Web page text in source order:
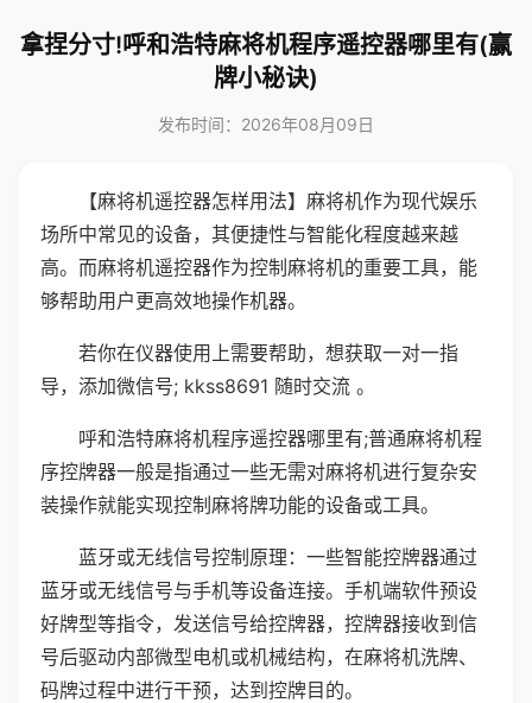
拿捏分寸!呼和浩特麻将机程序遥控器哪里有(赢
牌小秘诀)
发布时间：2026年08月09日
【麻将机遥控器怎样用法】麻将机作为现代娱乐
场所中常见的设备，其便捷性与智能化程度越来越
高。而麻将机遥控器作为控制麻将机的重要工具，能
够帮助用户更高效地操作机器。
若你在仪器使用上需要帮助，想获取一对一指
导，添加微信号; kkss8691 随时交流 。
呼和浩特麻将机程序遥控器哪里有;普通麻将机程
序控牌器一般是指通过一些无需对麻将机进行复杂安
装操作就能实现控制麻将牌功能的设备或工具。
蓝牙或无线信号控制原理：一些智能控牌器通过
蓝牙或无线信号与手机等设备连接。手机端软件预设
好牌型等指令，发送信号给控牌器，控牌器接收到信
号后驱动内部微型电机或机械结构，在麻将机洗牌、
码牌过程中进行干预，达到控牌目的。